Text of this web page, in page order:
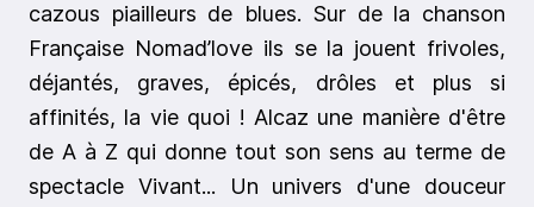
cazous piailleurs de blues. Sur de la chanson
Française Nomad’love ils se la jouent frivoles,
déjantés, graves, épicés, drôles et plus si
affinités, la vie quoi ! Alcaz une manière d'être
de A à Z qui donne tout son sens au terme de
spectacle Vivant... Un univers d'une douceur